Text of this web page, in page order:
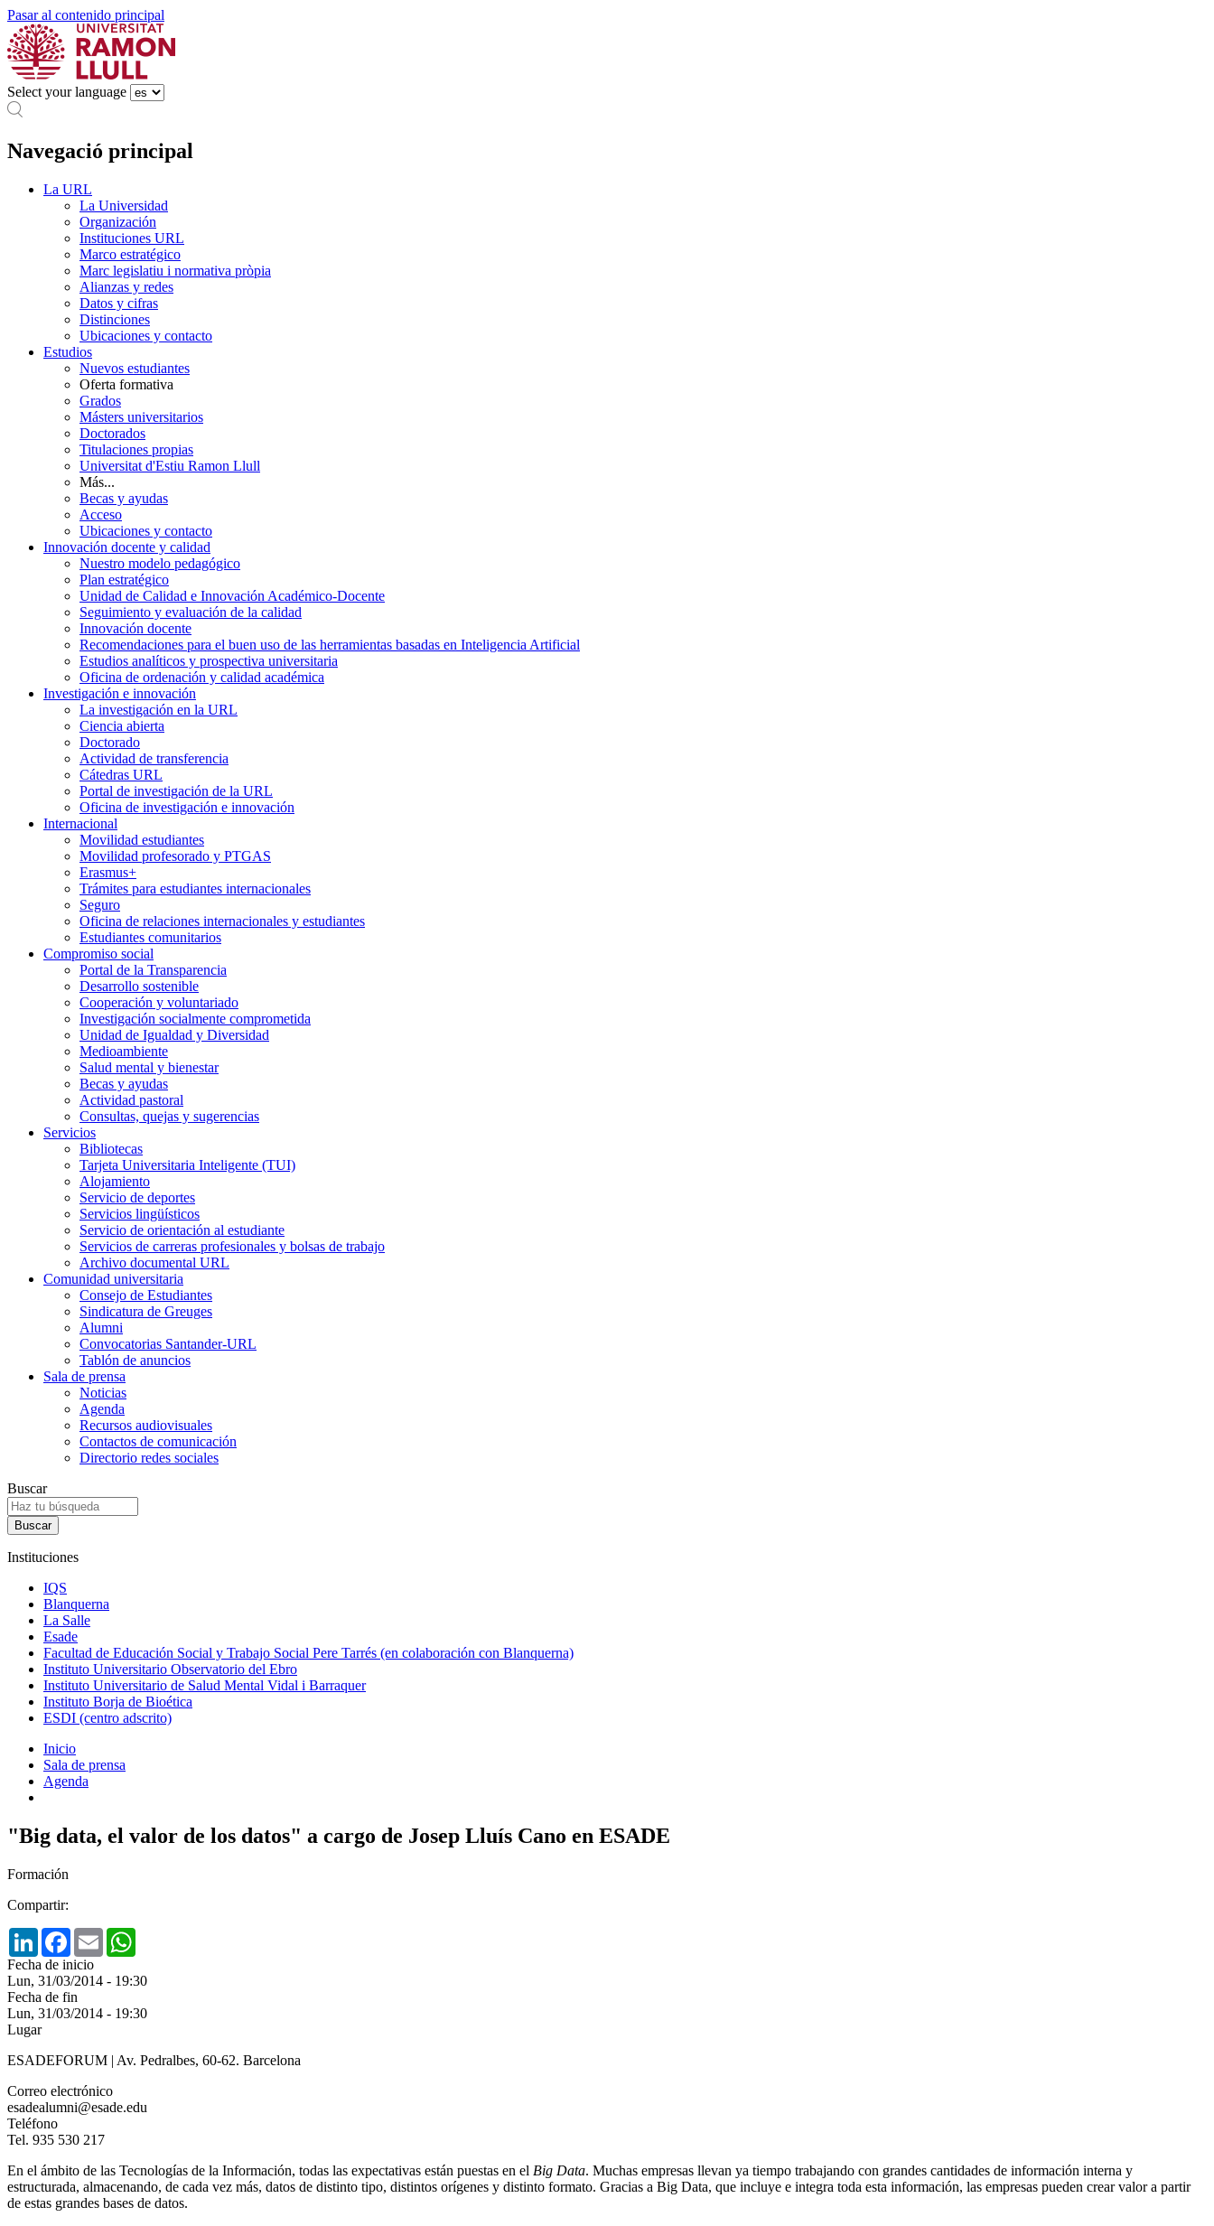
Pasar al contenido principal
Select your language
Navegació principal
La URL
La Universidad
Organización
Instituciones URL
Marco estratégico
Marc legislatiu i normativa pròpia
Alianzas y redes
Datos y cifras
Distinciones
Ubicaciones y contacto
Estudios
Nuevos estudiantes
Oferta formativa
Grados
Másters universitarios
Doctorados
Titulaciones propias
Universitat d'Estiu Ramon Llull
Más...
Becas y ayudas
Acceso
Ubicaciones y contacto
Innovación docente y calidad
Nuestro modelo pedagógico
Plan estratégico
Unidad de Calidad e Innovación Académico-Docente
Seguimiento y evaluación de la calidad
Innovación docente
Recomendaciones para el buen uso de las herramientas basadas en Inteligencia Artificial
Estudios analíticos y prospectiva universitaria
Oficina de ordenación y calidad académica
Investigación e innovación
La investigación en la URL
Ciencia abierta
Doctorado
Actividad de transferencia
Cátedras URL
Portal de investigación de la URL
Oficina de investigación e innovación
Internacional
Movilidad estudiantes
Movilidad profesorado y PTGAS
Erasmus+
Trámites para estudiantes internacionales
Seguro
Oficina de relaciones internacionales y estudiantes
Estudiantes comunitarios
Compromiso social
Portal de la Transparencia
Desarrollo sostenible
Cooperación y voluntariado
Investigación socialmente comprometida
Unidad de Igualdad y Diversidad
Medioambiente
Salud mental y bienestar
Becas y ayudas
Actividad pastoral
Consultas, quejas y sugerencias
Servicios
Bibliotecas
Tarjeta Universitaria Inteligente (TUI)
Alojamiento
Servicio de deportes
Servicios lingüísticos
Servicio de orientación al estudiante
Servicios de carreras profesionales y bolsas de trabajo
Archivo documental URL
Comunidad universitaria
Consejo de Estudiantes
Sindicatura de Greuges
Alumni
Convocatorias Santander-URL
Tablón de anuncios
Sala de prensa
Noticias
Agenda
Recursos audiovisuales
Contactos de comunicación
Directorio redes sociales
Buscar
Instituciones
IQS
Blanquerna
La Salle
Esade
Facultad de Educación Social y Trabajo Social Pere Tarrés (en colaboración con Blanquerna)
Instituto Universitario Observatorio del Ebro
Instituto Universitario de Salud Mental Vidal i Barraquer
Instituto Borja de Bioética
ESDI (centro adscrito)
Inicio
Sala de prensa
Agenda
"Big data, el valor de los datos" a cargo de Josep Lluís Cano en ESADE
Formación
Compartir:
LinkedInFacebook
Email
Fecha de inicio
Lun, 31/03/2014 - 19:30
Fecha de fin
Lun, 31/03/2014 - 19:30
Lugar
ESADEFORUM | Av. Pedralbes, 60-62. Barcelona
Correo electrónico
esadealumni@esade.edu
Teléfono
Tel. 935 530 217
En el ámbito de las Tecnologías de la Información, todas las expectativas están puestas en el Big Data. Muchas empresas llevan ya tiempo trabajando con grandes cantidades de información interna y
estructurada, almacenando, de cada vez más, datos de distinto tipo, distintos orígenes y distinto formato. Gracias a Big Data, que incluye e integra toda esta información, las empresas pueden crear valor a partir
de estas grandes bases de datos.